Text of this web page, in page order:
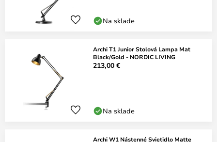
Na sklade
Archi T1 Junior Stolová Lampa Mat
Black/Gold - NORDIC LIVING
213,00 €
Na sklade
Archi W1 Nástenné Svietidlo Matte